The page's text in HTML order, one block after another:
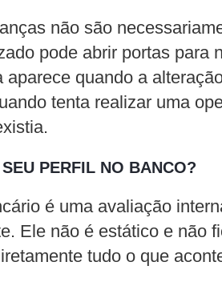
não são
pode abrir portas para
aparece quando a
tenta realizar uma
PERFIL NO BANCO?
é uma avaliação
Ele não é estático e não
tudo o que